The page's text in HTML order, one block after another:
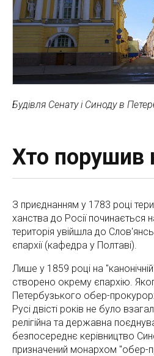
Будівля Сенату і Синоду в
Хто порушив
З приєднанням у 1783 році
ханства до Росії починається
територія увійшла до
єпархії (кафедра у Полтаві).
Лише у 1859 році на
створено окрему єпархію.
Петербузького обер-
Русі двісті років не було
релігійна та державна
безпосереднє керівництво
призначений монархом "обер-